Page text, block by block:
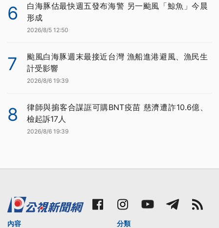
6
白海豚估最快週五發布海警 另一颱風「鯨魚」今晨
形成
2026/8/5 12:50
7
颱風白海豚週末最接近台灣 漁船進港避風、漁民生
計受影響
2026/8/6 19:39
8
律師與掮客合謀誆可購BNT疫苗 慈濟遭詐10.6億、
檢起訴17人
2026/8/6 19:39
內容
分類